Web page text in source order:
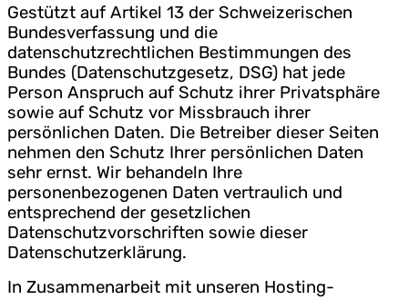
Gestützt auf Artikel 13 der Schweizerischen
Bundesverfassung und die
datenschutzrechtlichen Bestimmungen des
Bundes (Datenschutzgesetz, DSG) hat jede
Person Anspruch auf Schutz ihrer Privatsphäre
sowie auf Schutz vor Missbrauch ihrer
persönlichen Daten. Die Betreiber dieser Seiten
nehmen den Schutz Ihrer persönlichen Daten
sehr ernst. Wir behandeln Ihre
personenbezogenen Daten vertraulich und
entsprechend der gesetzlichen
Datenschutzvorschriften sowie dieser
Datenschutzerklärung.
In Zusammenarbeit mit unseren Hosting-